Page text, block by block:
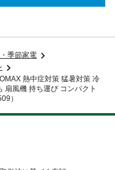
季節家電
熱中症対策 猛暑対策 冷
扇風機 持ち運び コンパクト
）